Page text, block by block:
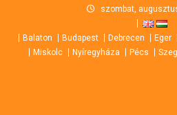
content
szombat,
Balaton Budapest Debrecen Eger
Miskolc
Nyíregyháza Pécs